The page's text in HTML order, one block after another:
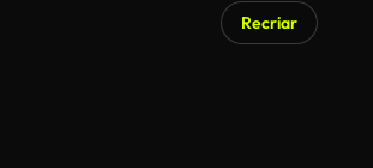
Recriar